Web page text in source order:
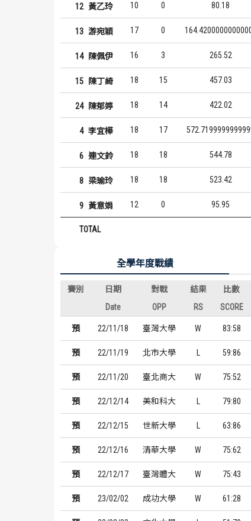
12 黃乙玲 10 0 80.18
13 游宛穎 17 0
14 陳佩伊 16 3 265.52
15 陳丁綺 18 15 457.03
24 陳郁婷 18 14 422.02
4 李宜樺 18 17
6 連文鈴 18 18 544.78
8 梁瑜玲 18 18 523.42
9 黃意娟 12 0 95.95
TOTAL
全學年度戰績
賽別 日期 對戰 結果 比數
Date
OPP RS SCORE
預 22/11/18 臺灣大學 W 83:58
預 22/11/19 北市大學 L 59:86
預 22/11/20 臺北商大 W 75:52
預 22/12/14 美和科大 L 79:80
預 22/12/15 世新大學 L 63:86
預 22/12/16 清華大學 W 75:62
預 22/12/17 臺灣體大 W 75:43
預 23/02/02 成功大學 W 61:28